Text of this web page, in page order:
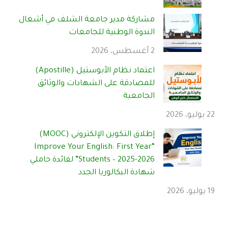
مشاركة مدير جامعة الشلف في أشغال
الندوة الوطنية للجامعات
2 أغسطس، 2026
اعتماد نظام الأبوستيل (Apostille)
للمصادقة على الشهادات والوثائق
الجامعية
22 يوليو، 2026
إطلاق التكوين الإلكتروني (MOOC)
“Improve Your English: First Year
Students – 2025-2026” لفائدة حاملي
شهادة البكالوريا الجدد
19 يوليو، 2026